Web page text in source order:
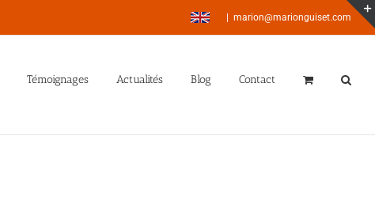
marion@marionguiset.com
Témoignages Actualités Blog Contact